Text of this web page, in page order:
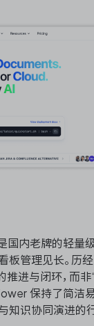
国内老牌的轻量
板管理见长。历
推进与闭环，而
保持了简洁
知识协同演进的